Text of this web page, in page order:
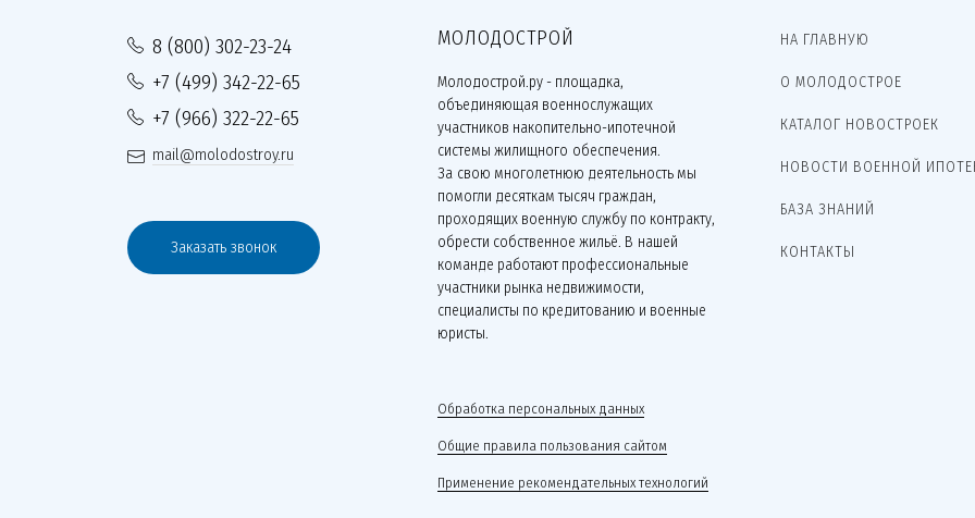
8 (800) 302-23-24
+7 (499) 342-22-65
+7 (966) 322-22-65
mail@molodostroy.ru
Заказать звонок
МОЛОДОСТРОЙ
Молодострой.ру - площадка,
объединяющая военнослужащих
участников накопительно-ипотечной
системы жилищного обеспечения.
За свою многолетнюю деятельность мы
помогли десяткам тысяч граждан,
проходящих военную службу по контракту,
обрести собственное жильё. В нашей
команде работают профессиональные
участники рынка недвижимости,
специалисты по кредитованию и военные
юристы.
Обработка персональных данных
Общие правила пользования сайтом
Применение рекомендательных технологий
НА ГЛАВНУЮ
О МОЛОДОСТРОЕ
КАТАЛОГ НОВОСТРОЕК
НОВОСТИ ВОЕННОЙ
БАЗА ЗНАНИЙ
КОНТАКТЫ